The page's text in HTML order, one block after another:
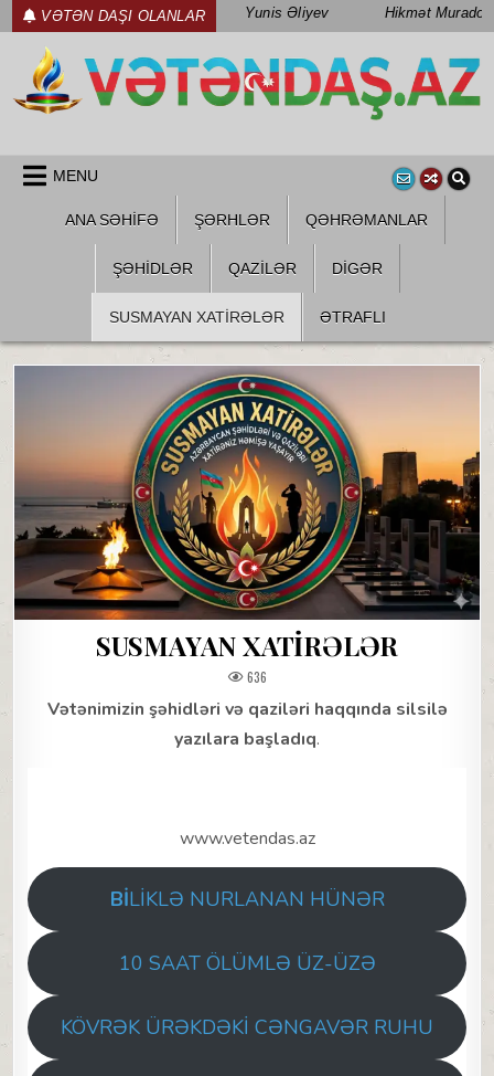
Skip
to
content
VƏTƏN DAŞI OLANLAR Yunis Əliyev Hikmət Muradov
MENU
ANA SƏHİFƏ ŞƏRHLƏR QƏHRƏMANLAR
ŞƏHIDLƏR QAZILƏR DIGƏR
SUSMAYAN XATİRƏLƏR ƏTRAFLI
SUSMAYAN XATİRƏLƏR
636
Vətənimizin şəhidləri və qaziləri haqqında silsilə
yazılara başladıq.
www.vetendas.az
BİLİKLƏ NURLANAN HÜNƏR
10 SAAT ÖLÜMLƏ ÜZ-ÜZƏ
KÖVRƏK ÜRƏKDƏKİ CƏNGAVƏR RUHU